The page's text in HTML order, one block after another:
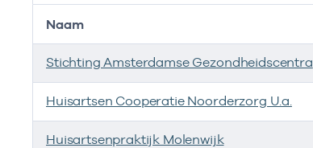
Naam
Stichting Amsterdamse Gezondheidscentra
Huisartsen Cooperatie Noorderzorg U.a.
Huisartsenpraktijk Molenwijk